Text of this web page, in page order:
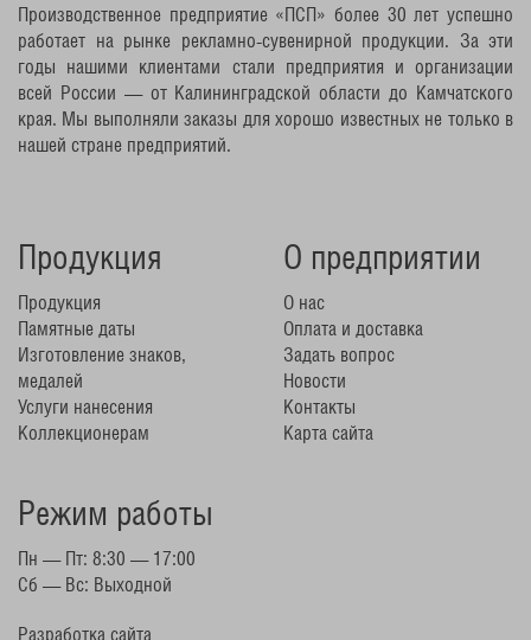
Производственное предприятие «ПСП» более 30 лет успешно
работает на рынке рекламно-сувенирной продукции. За эти
годы нашими клиентами стали предприятия и организации
всей России — от Калининградской области до Камчатского
края. Мы выполняли заказы для хорошо известных не только в
нашей стране предприятий.
Продукция
Продукция
Памятные даты
Изготовление знаков,
медалей
Услуги нанесения
Коллекционерам
О предприятии
О нас
Оплата и доставка
Задать вопрос
Новости
Контакты
Карта сайта
Режим работы
Пн — Пт: 8:30 — 17:00
Сб — Вс: Выходной
Разработка сайта